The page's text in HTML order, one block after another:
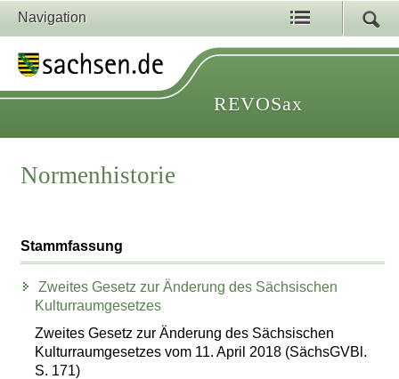
Navigation
REVOSax
Normenhistorie
Stammfassung
Zweites Gesetz zur Änderung des Sächsischen
Kulturraumgesetzes
Zweites Gesetz zur Änderung des Sächsischen
Kulturraumgesetzes vom 11. April 2018 (SächsGVBl.
S. 171)